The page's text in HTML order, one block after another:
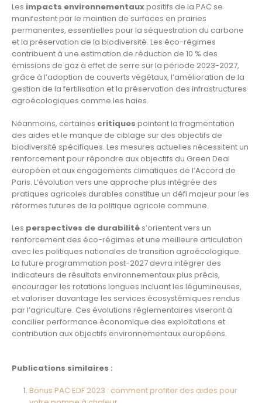
Les impacts environnementauxpositifs de la PAC se
manifestent par le maintien de surfaces en prairies
permanentes, essentielles pour la séquestration du carbone
et la préservation de la biodiversité. Les éco-régimes
contribuent à une estimation de réduction de 10 % des
émissions de gaz à effet de serre sur la période 2023-2027,
grâce à l’adoption de couverts végétaux, l’amélioration de la
gestion de la fertilisation et la préservation des infrastructures
agroécologiques comme les haies.
Néanmoins, certaines critiques pointent la fragmentation
des aides et le manque de ciblage sur des objectifs de
biodiversité spécifiques. Les mesures actuelles nécessitent un
renforcement pour répondre aux objectifs du Green Deal
européen et aux engagements climatiques de l’Accord de
Paris. L’évolution vers une approche plus intégrée des
pratiques agricoles durables constitue un défi majeur pour les
réformes futures de la politique agricole commune.
Les perspectives de durabilité s’orientent vers un
renforcement des éco-régimes et une meilleure articulation
avec les politiques nationales de transition agroécologique.
La future programmation post-2027 devra intégrer des
indicateurs de résultats environnementaux plus précis,
encourager les rotations longues incluant les légumineuses,
et valoriser davantage les services écosystémiques rendus
par l’agriculture. Ces évolutions réglementaires viseront à
concilier performance économique des exploitations et
contribution aux objectifs environnementaux européens.
Publications similaires :
Bonus PAC EDF 2023 : comment profiter des aides pour